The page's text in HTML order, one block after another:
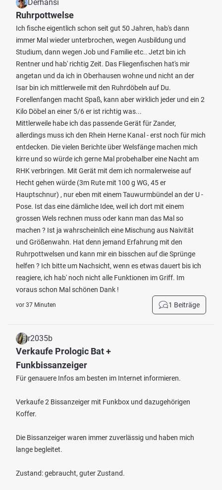
Derhansi
Ruhrpottwelse
Ich fische eigentlich schon seit gut 50 Jahren, hab's dann
immer Mal wieder unterbrochen, wegen Ausbildung und
Studium, dann wegen Job und Familie etc.. Jetzt bin ich
Rentner und hab' richtig Zeit. Das Fliegenfischen hat's mir
angetan und da ich in Oberhausen wohne und nicht an der
Isar bin ich mittlerweile mit den Ruhrdöbeln auf Du.
Forellenfangen macht Spaß, kann aber wirklich jeder und ein 2
Kilo Döbel an einer 5/6 er ist richtig was...
Mittlerweile habe ich das passende Gerät für Zander,
allerdings muss ich den Rhein Herne Kanal - erst noch für mich
entdecken. Die vielen Berichte über Welsfänge machen mich
kirre und so würde ich gerne Mal probehalber eine Nacht am
RHK verbringen. Mit Gerät mit dem ich normalerweise auf
Hecht gehen würde (3m Rute mit 100 g WG, 45 er
Hauptschnur) , nur eben mit einem Tauwurmbündel an der U -
Pose. Ist das eine dämliche Idee, weil ich dort mit einem
grossen Wels rechnen muss oder kann man das Mal so
machen ? Ist ja wahrscheinlich eine Mischung aus Naivität
und Größenwahn. Hat denn jemand Erfahrung mit den
Ruhrpottwelsen und kann mir ein bisschen auf die Sprünge
helfen ? Ich bitte um Nachsicht, wenn es etwas dauert bis ich
reagiere, ich hab' noch nicht alle Funktionen im Griff. Im
voraus schon Mal schönen Dank !
vor 37 Minuten 1 Beiträge
r2035b
Verkaufe Prologic Bat +
Funkbissanzeiger
Für genauere Infos am besten im Internet informieren.
Verkaufe 2 Bissanzeiger mit Funkbox und dazugehörigen
Koffer.
Die Bissanzeiger waren immer zuverlässig und haben mich
lange begleitet.
Zustand: gebraucht, guter Zustand.